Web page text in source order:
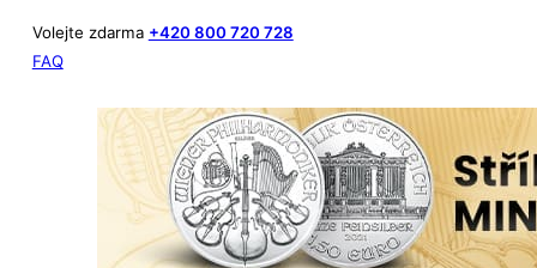
Volejte zdarma +420 800 720 728
FAQ